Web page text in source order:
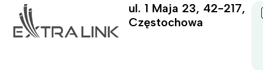
ul. 1 Maja 23, 42-217,
Częstochowa